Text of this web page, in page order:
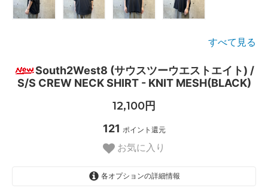
すべて見る
South2West8 (サウスツーウエストエイト) /
S/S CREW NECK SHIRT - KNIT MESH(BLACK)
12,100円
121 ポイント還元
お気に入り
各オプションの詳細情報